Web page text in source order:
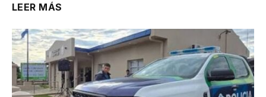
LEER MÁS